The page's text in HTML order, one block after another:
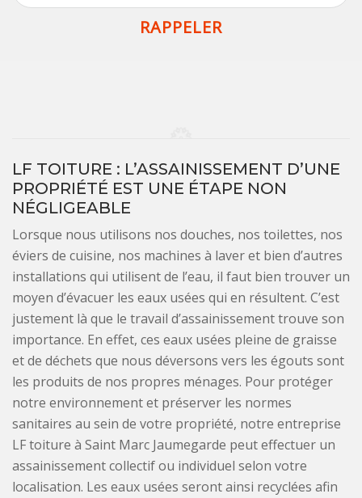
LF TOITURE : L’ASSAINISSEMENT D’UNE
PROPRIÉTÉ EST UNE ÉTAPE NON
NÉGLIGEABLE
Lorsque nous utilisons nos douches, nos toilettes, nos
éviers de cuisine, nos machines à laver et bien d’autres
installations qui utilisent de l’eau, il faut bien trouver un
moyen d’évacuer les eaux usées qui en résultent. C’est
justement là que le travail d’assainissement trouve son
importance. En effet, ces eaux usées pleine de graisse
et de déchets que nous déversons vers les égouts sont
les produits de nos propres ménages. Pour protéger
notre environnement et préserver les normes
sanitaires au sein de votre propriété, notre entreprise
LF toiture à Saint Marc Jaumegarde peut effectuer un
assainissement collectif ou individuel selon votre
localisation. Les eaux usées seront ainsi recyclées afin